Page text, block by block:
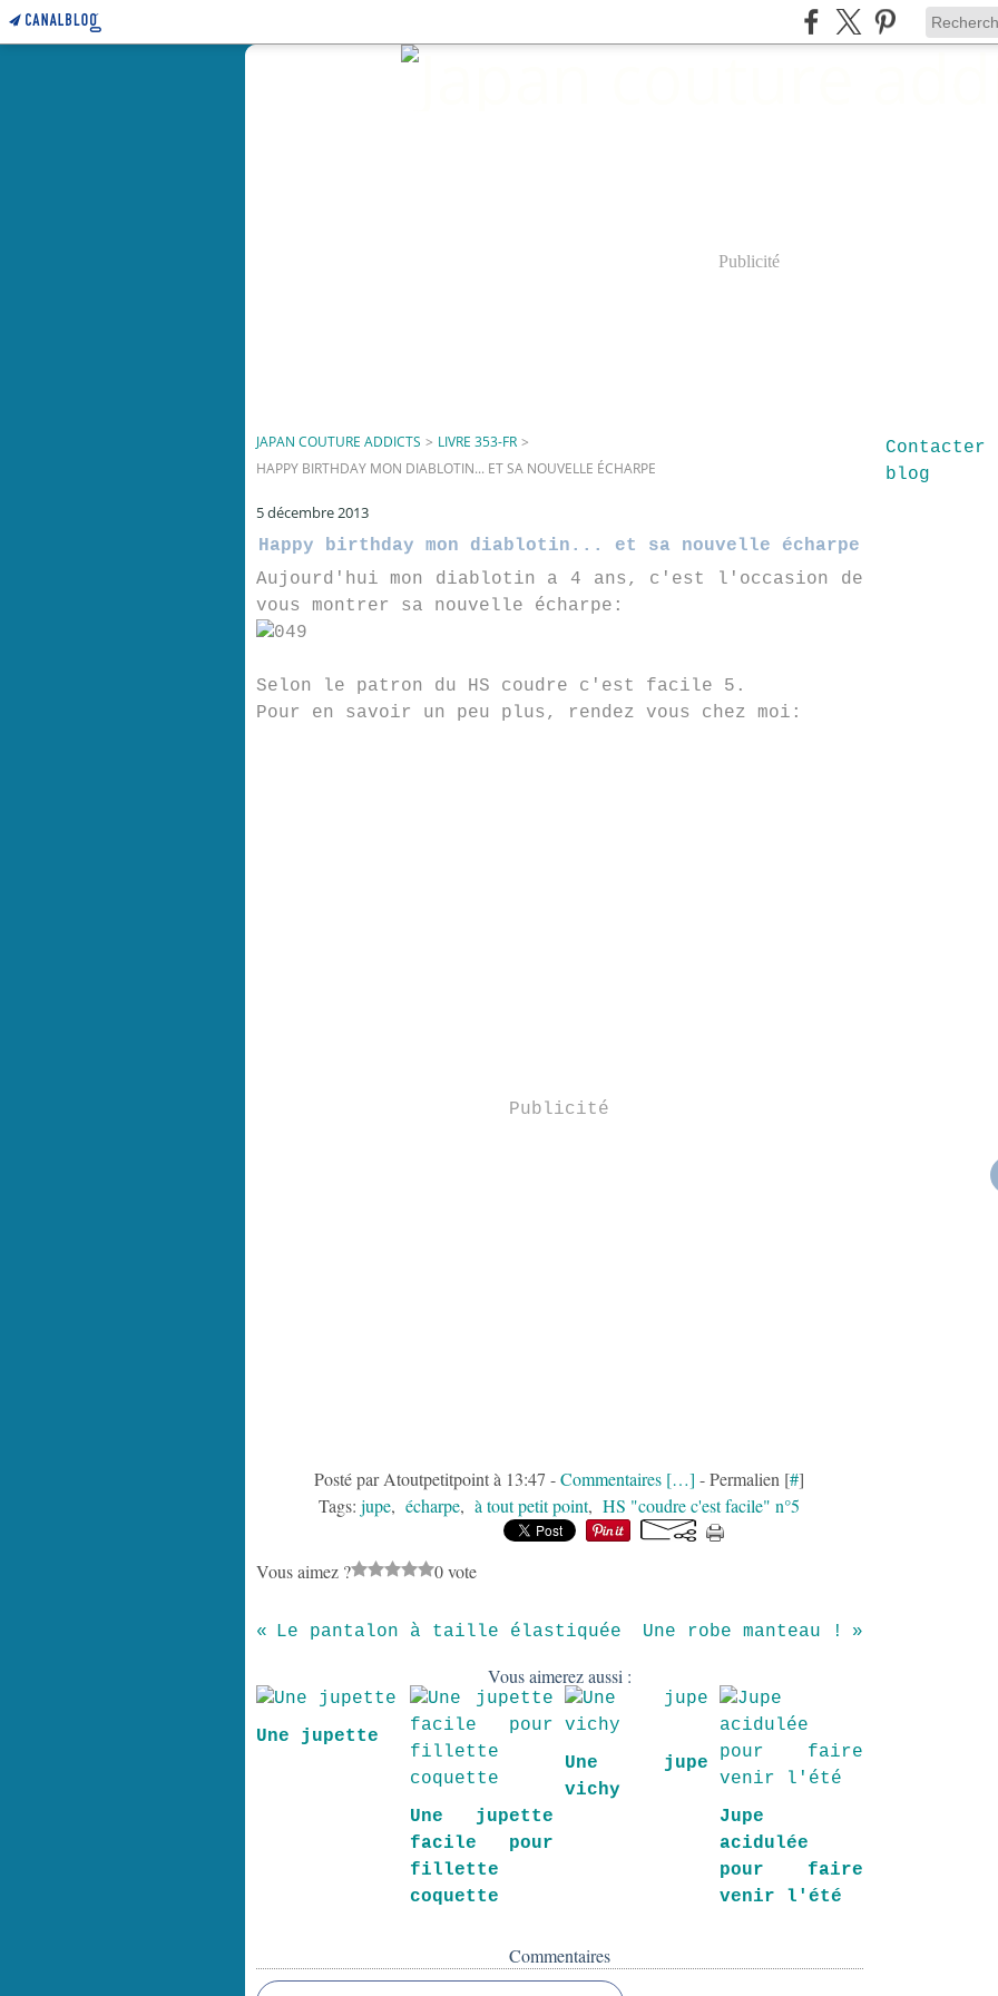
Publicité
JAPAN COUTURE ADDICTS > LIVRE 353-FR >
HAPPY BIRTHDAY MON DIABLOTIN... ET SA NOUVELLE ÉCHARPE
5 décembre 2013
Happy birthday mon diablotin... et sa nouvelle écharpe
Aujourd'hui mon diablotin a 4 ans, c'est l'occasion de
vous montrer sa nouvelle écharpe:
Selon le patron du HS coudre c'est facile 5.
Pour en savoir un peu plus, rendez vous chez moi:
Publicité
Posté par Atoutpetitpoint à 13:47 -Commentaires […] - Permalien [#]
Tags: jupe, écharpe, à tout petit point, HS "coudre c'est facile" n°5
Vous aimez ? 0 vote
Le pantalon à taille élastiquée Une robe manteau !
Vous aimerez aussi :
Une jupette
Une jupette
facile pour
fillette
coquette
Une jupe
vichy
Jupe
acidulée
pour faire
venir l'été
Commentaires
blog